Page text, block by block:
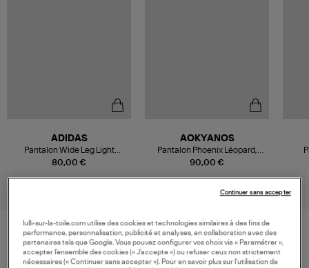
80,00 €
ADIDAS
Pantalon Wide Leg Light
Denim, Capsule Summer Glow
90,00 €
AOKYANOS
Pantalon Phoenix Léopard,
Exclusivité Lulli
VOS DERNIERS PRODUITS VUS
lulli-sur-la-toile.com utilise des cookies et technologies similaires à des fins de
performance, personnalisation, publicité et analyses, en collaboration avec des
partenaires tels que Google. Vous pouvez configurer vos choix via « Paramétrer »,
accepter l’ensemble des cookies (« J’accepte ») ou refuser ceux non strictement
nécessaires (« Continuer sans accepter »). Pour en savoir plus sur l’utilisation de
Continuer sans accepter